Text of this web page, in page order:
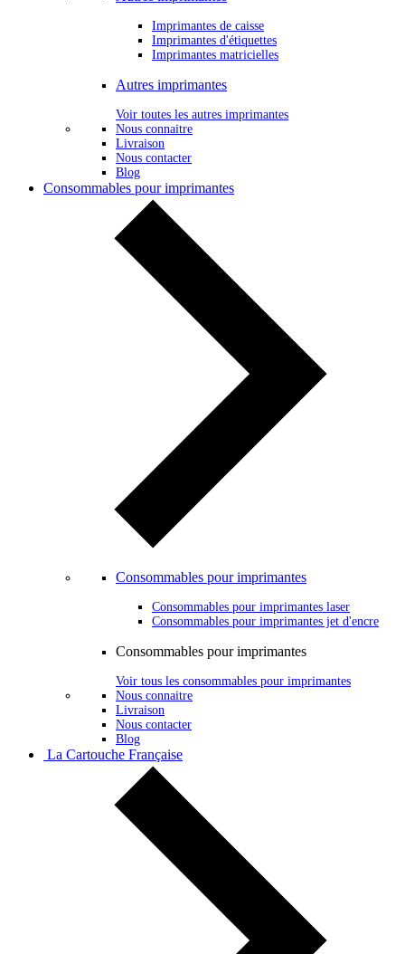
Imprimantes de caisse
Imprimantes d'étiquettes
Imprimantes matricielles
Autres imprimantes
Voir toutes les autres imprimantes
Nous connaitre
Livraison
Nous contacter
Blog
Consommables pour imprimantes
Consommables pour imprimantes
Consommables pour imprimantes laser
Consommables pour imprimantes jet d'encre
Consommables pour imprimantes
Voir tous les consommables pour imprimantes
Nous connaitre
Livraison
Nous contacter
Blog
La Cartouche Française